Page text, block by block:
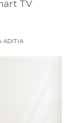
TV
ADITIA